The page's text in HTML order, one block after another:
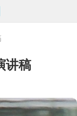
讲稿